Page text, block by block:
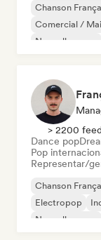
Chanson
Comercial /
Nouvelle scene
> 2200
Dance pop
Pop
Representar/
Chanson
Electropop
Nouvelle scene